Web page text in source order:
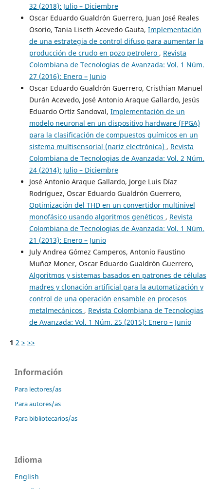
32 (2018): Julio – Diciembre
Oscar Eduardo Gualdrón Guerrero, Juan José Reales
Osorio, Tania Liseth Acevedo Gauta, Implementación
de una estrategia de control difuso para aumentar la
producción de crudo en pozo petrolero , Revista
Colombiana de Tecnologias de Avanzada: Vol. 1 Núm.
27 (2016): Enero – Junio
Oscar Eduardo Gualdrón Guerrero, Cristhian Manuel
Durán Acevedo, José Antonio Araque Gallardo, Jesús
Eduardo Ortíz Sandoval, Implementación de un
modelo neuronal en un dispositivo hardware (FPGA)
para la clasificación de compuestos químicos en un
sistema multisensorial (nariz electrónica) , Revista
Colombiana de Tecnologias de Avanzada: Vol. 2 Núm.
24 (2014): Julio – Diciembre
José Antonio Araque Gallardo, Jorge Luis Díaz
Rodríguez, Oscar Eduardo Gualdrón Guerrero,
Optimización del THD en un convertidor multinivel
monofásico usando algoritmos genéticos , Revista
Colombiana de Tecnologias de Avanzada: Vol. 1 Núm.
21 (2013): Enero – Junio
July Andrea Gómez Camperos, Antonio Faustino
Muñoz Moner, Oscar Eduardo Gualdrón Guerrero,
Algoritmos y sistemas basados en patrones de células
madres y clonación artificial para la automatización y
control de una operación ensamble en procesos
metalmecánicos , Revista Colombiana de Tecnologias
de Avanzada: Vol. 1 Núm. 25 (2015): Enero – Junio
1 2 > >>
Información
Para lectores/as
Para autores/as
Para bibliotecarios/as
Idioma
English